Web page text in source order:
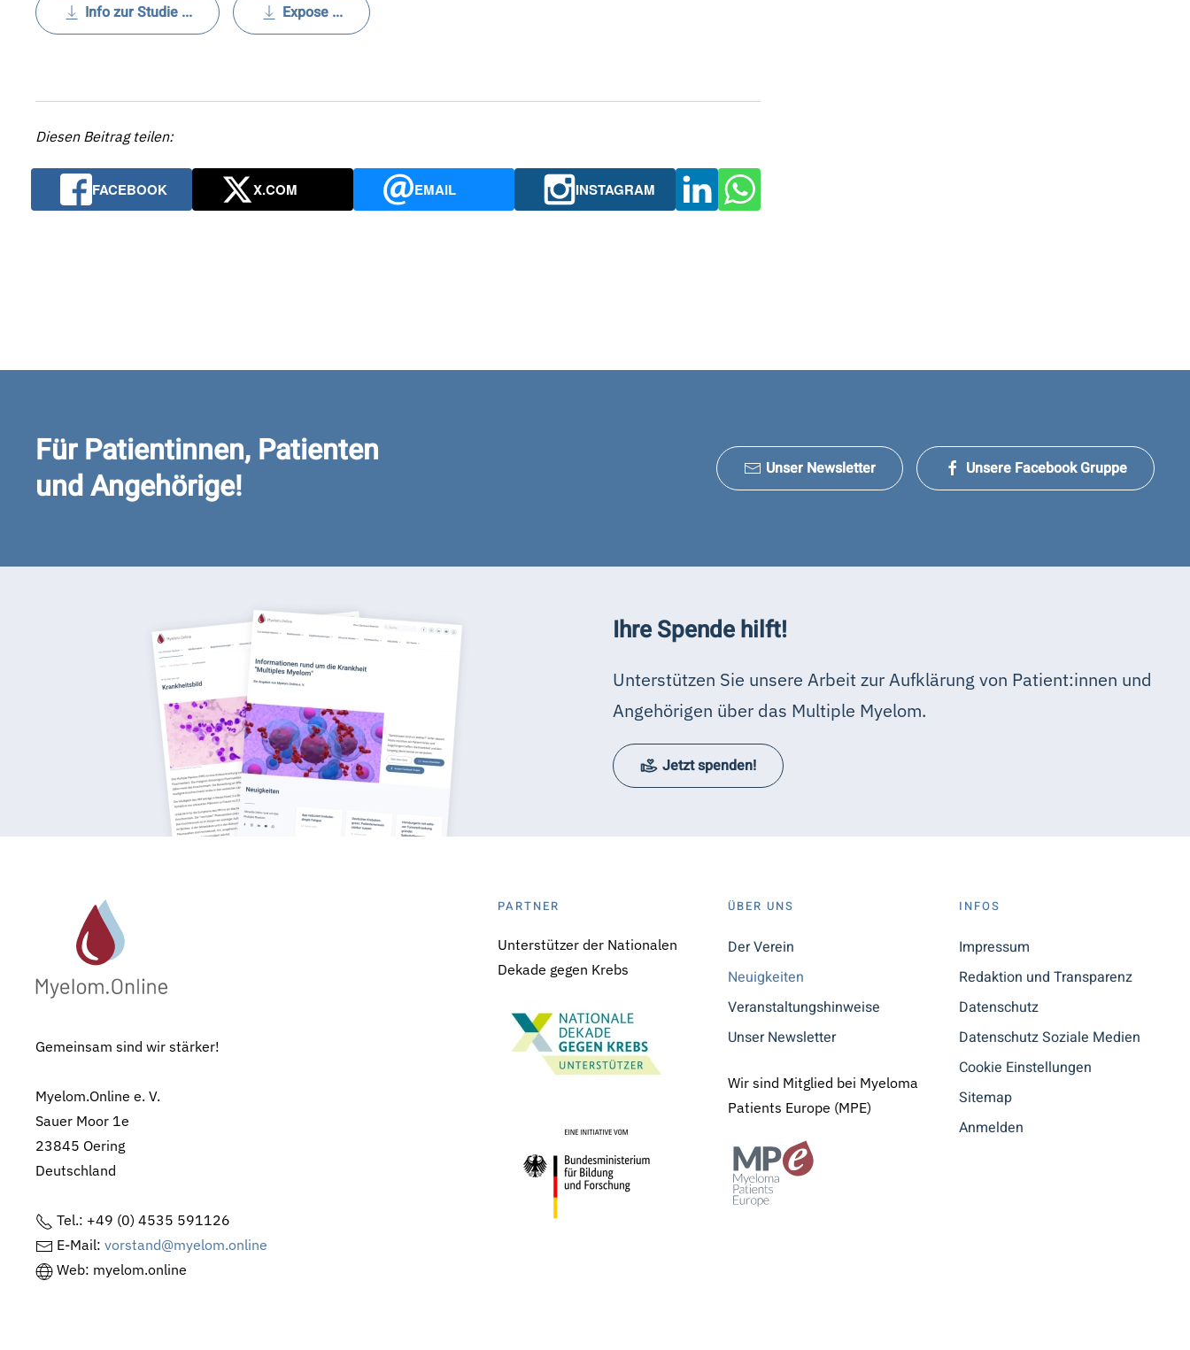
Info zur Studie ... Expose ...
Diesen Beitrag teilen:
FACEBOOK X.COM EMAIL INSTAGRAM
Für Patientinnen, Patienten
und Angehörige!
Unser Newsletter Unsere Facebook Gruppe
Ihre Spende hilft!
Unterstützen Sie unsere Arbeit zur Aufklärung von Patient:innen und
Angehörigen über das Multiple Myelom.
Jetzt spenden!
Gemeinsam sind wir stärker!
Myelom.Online e. V.
Sauer Moor 1e
23845 Oering
Deutschland
Tel.: +49 (0) 4535 591126
E-Mail: vorstand@myelom.online
Web: myelom.online
PARTNER
Unterstützer der Nationalen
Dekade gegen Krebs
ÜBER UNS
Der Verein
Neuigkeiten
Veranstaltungshinweise
Unser Newsletter
Wir sind Mitglied bei Myeloma
Patients Europe (MPE)
INFOS
Impressum
Redaktion und Transparenz
Datenschutz
Datenschutz Soziale Medien
Cookie Einstellungen
Sitemap
Anmelden